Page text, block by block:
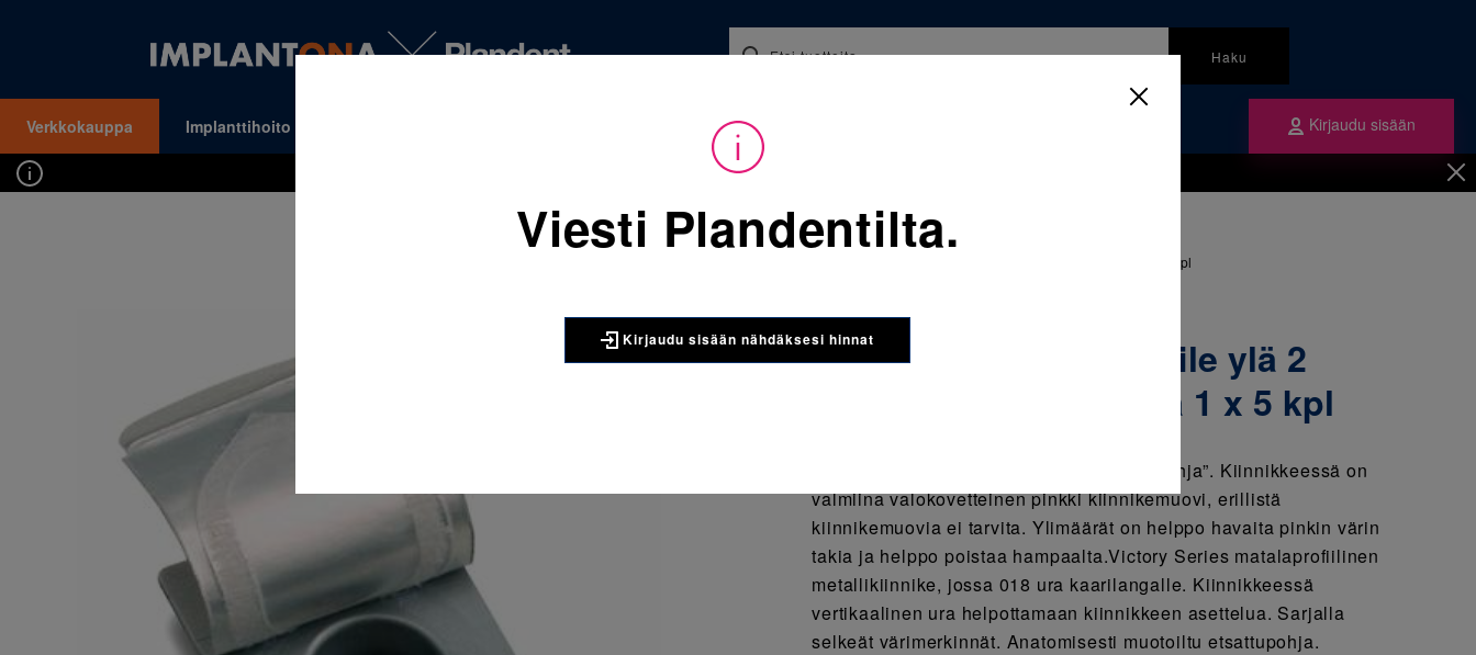
Haku
Verkkokauppa Implanttihoito Ajankohtaista Kirjaudu sisään
Kirjaudu sisään nähdäksesi hinnat. Tarvitsetko tunnukset verkkokauppaan? Tilaa ne
Sijainti:Tarvikkeet / Oikominen
5024-777 VS Low Profile ylä 2 vasen 10T/8A, 018 ura 1 x 5 kpl
3M UNITEK
5024-777 VS Low Profile ylä 2
vasen 10T/8A, 018 ura 1 x 5 kpl
APC™ PLUS Adhesive System –” Liimapohja”. Kiinnikkeessä on
valmiina valokovetteinen pinkki kiinnikemuovi, erillistä
kiinnikemuovia ei tarvita. Ylimäärät on helppo havaita pinkin värin
takia ja helppo poistaa hampaalta.Victory Series matalaprofiilinen
metallikiinnike, jossa 018 ura kaarilangalle. Kiinnikkeessä
vertikaalinen ura helpottamaan kiinnikkeen asettelua. Sarjalla
selkeät värimerkinnät. Anatomisesti muotoiltu etsattupohja.
Viesti Plandentilta.
Kirjaudu sisään nähdäksesi hinnat